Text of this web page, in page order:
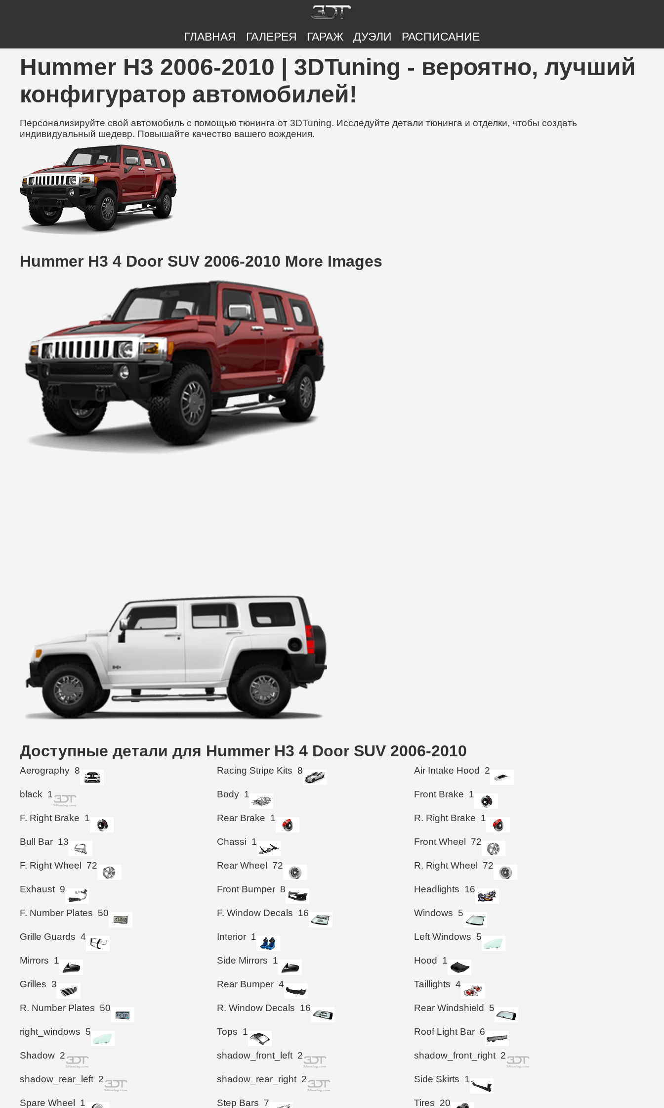
ГЛАВНАЯ ГАЛЕРЕЯ ГАРАЖ ДУЭЛИ РАСПИСАНИЕ
Hummer H3 2006-2010 | 3DTuning - вероятно, лучший
конфигуратор автомобилей!
Персонализируйте свой автомобиль с помощью тюнинга от 3DTuning. Исследуйте детали тюнинга и отделки, чтобы создать
индивидуальный шедевр. Повышайте качество вашего вождения.
Hummer H3 4 Door SUV 2006-2010 More Images
Доступные детали для Hummer H3 4 Door SUV 2006-2010
Aerography 8 Racing Stripe Kits 8 Air Intake Hood 2
black 1 Body 1 Front Brake 1
F. Right Brake 1 Rear Brake 1 R. Right Brake 1
Bull Bar 13 Chassi 1 Front Wheel 72
F. Right Wheel 72 Rear Wheel 72 R. Right Wheel 72
Exhaust 9 Front Bumper 8 Headlights 16
F. Number Plates 50 F. Window Decals 16 Windows 5
Grille Guards 4 Interior 1 Left Windows 5
Mirrors 1 Side Mirrors 1 Hood 1
Grilles 3 Rear Bumper 4 Taillights 4
R. Number Plates 50 R. Window Decals 16 Rear Windshield 5
right_windows 5 Tops 1 Roof Light Bar 6
Shadow 2 shadow_front_left 2 shadow_front_right 2
shadow_rear_left 2 shadow_rear_right 2 Side Skirts 1
Spare Wheel 1 Step Bars 7 Tires 20